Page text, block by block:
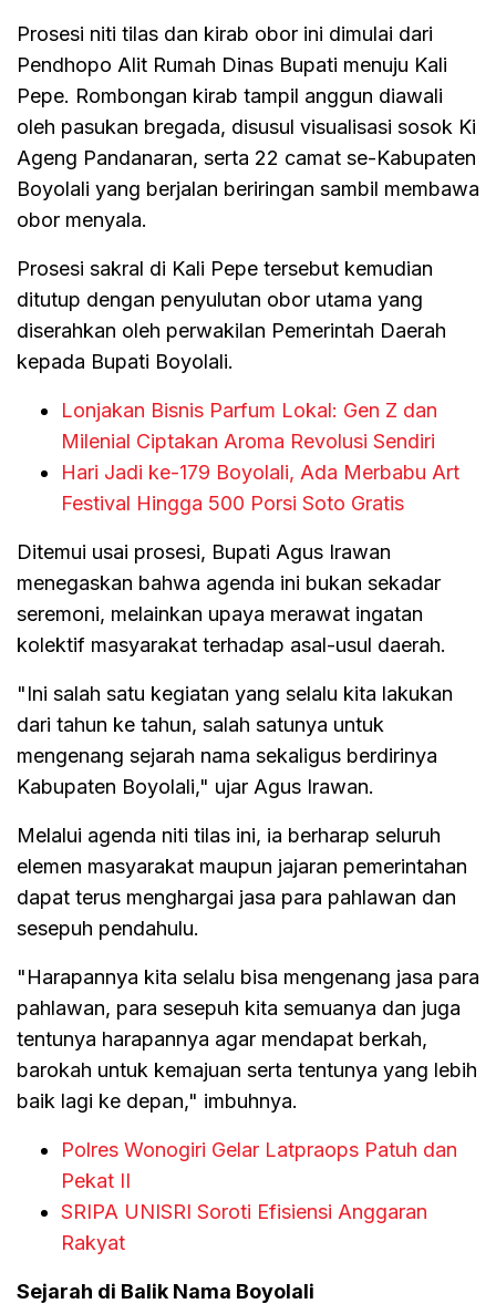
Prosesi niti tilas dan kirab obor ini dimulai dari
Pendhopo Alit Rumah Dinas Bupati menuju Kali
Pepe. Rombongan kirab tampil anggun diawali
oleh pasukan bregada, disusul visualisasi sosok Ki
Ageng Pandanaran, serta 22 camat se-Kabupaten
Boyolali yang berjalan beriringan sambil membawa
obor menyala.
Prosesi sakral di Kali Pepe tersebut kemudian
ditutup dengan penyulutan obor utama yang
diserahkan oleh perwakilan Pemerintah Daerah
kepada Bupati Boyolali.
Lonjakan Bisnis Parfum Lokal: Gen Z dan
Milenial Ciptakan Aroma Revolusi Sendiri
Hari Jadi ke-179 Boyolali, Ada Merbabu Art
Festival Hingga 500 Porsi Soto Gratis
Ditemui usai prosesi, Bupati Agus Irawan
menegaskan bahwa agenda ini bukan sekadar
seremoni, melainkan upaya merawat ingatan
kolektif masyarakat terhadap asal-usul daerah.
"Ini salah satu kegiatan yang selalu kita lakukan
dari tahun ke tahun, salah satunya untuk
mengenang sejarah nama sekaligus berdirinya
Kabupaten Boyolali," ujar Agus Irawan.
Melalui agenda niti tilas ini, ia berharap seluruh
elemen masyarakat maupun jajaran pemerintahan
dapat terus menghargai jasa para pahlawan dan
sesepuh pendahulu.
"Harapannya kita selalu bisa mengenang jasa para
pahlawan, para sesepuh kita semuanya dan juga
tentunya harapannya agar mendapat berkah,
barokah untuk kemajuan serta tentunya yang lebih
baik lagi ke depan," imbuhnya.
Polres Wonogiri Gelar Latpraops Patuh dan
Pekat II
SRIPA UNISRI Soroti Efisiensi Anggaran
Rakyat
Sejarah di Balik Nama Boyolali